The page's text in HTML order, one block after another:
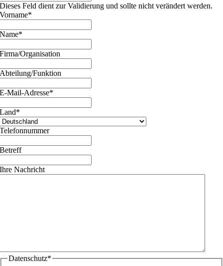
Dieses Feld dient zur Validierung und sollte nicht verändert werden.
Vorname*
Name*
Firma/Organisation
Abteilung/Funktion
E-Mail-Adresse*
Land*
Telefonnummer
Betreff
Ihre Nachricht
Datenschutz*